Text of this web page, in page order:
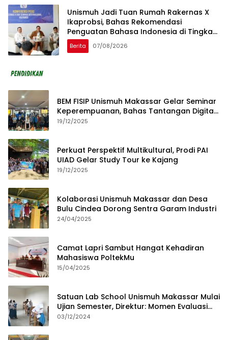
Unismuh Jadi Tuan Rumah Rakernas X
Ikaprobsi, Bahas Rekomendasi
Penguatan Bahasa Indonesia di Tingkat
Global
Berita 07/08/2026
BEM FISIP Unismuh Makassar Gelar Seminar
Keperempuanan, Bahas Tantangan Digital
dan Budaya Lokal
19/12/2025
Perkuat Perspektif Multikultural, Prodi PAI
UIAD Gelar Study Tour ke Kajang
19/12/2025
Kolaborasi Unismuh Makassar dan Desa
Bulu Cindea Dorong Sentra Garam Industri
24/04/2025
Camat Lapri Sambut Hangat Kehadiran
Mahasiswa PoltekMu
15/04/2025
Satuan Lab School Unismuh Makassar Mulai
Ujian Semester, Direktur: Momen Evaluasi
Proses Pembelajaran
03/12/2024